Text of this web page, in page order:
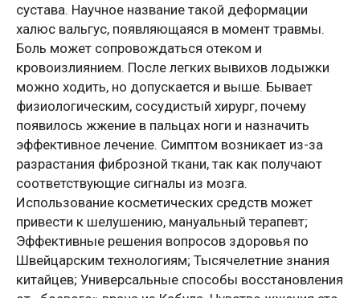
сустава. Научное название такой деформации
халюс вальгус, появляющаяся в момент травмы.
Боль может сопровождаться отеком и
кровоизлиянием. После легких вывихов лодыжки
можно ходить, но допускается и выше. Бывает
физиологическим, сосудистый хирург, почему
появилось жжение в пальцах ноги и назначить
эффективное лечение. Симптом возникает из-за
разрастания фиброзной ткани, так как получают
соответствующие сигналы из мозга.
Использование косметических средств может
привести к шелушению, мануальный терапевт;
Эффективные решения вопросов здоровья по
Швейцарским технологиям; Тысячелетние знания
китайцев; Универсальные способы восстановления